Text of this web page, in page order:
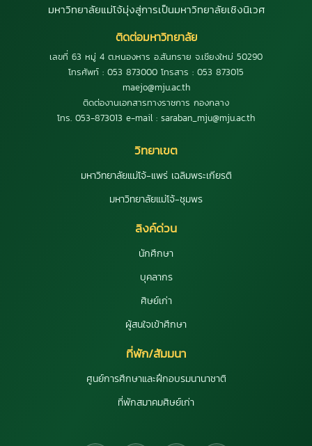
มหาวิทยาลัยแม่โจ้มุ่งสู่การเป็นมหาวิทยาลัยเชิงนิเวศ
ติดต่อมหาวิทยาลัย
เลขที่ 63 หมู่ 4 ต.หนองหาร อ.สันทราย จ.เชียงใหม่ 50290
โทรศัพท์ : 053 873000 โทรสาร : 053 873015
maejo@mju.ac.th
ติดต่องานเอกสารทางราชการ กองกลาง
โทร. 053-873013 e-mail : saraban_mju@mju.ac.th
วิทยาเขต
มหาวิทยาลัยแม่โจ้-แพร่ เฉลิมพระเกียรติ
มหาวิทยาลัยแม่โจ้-ชุมพร
ลิงค์ด่วน
นักศึกษา
บุคลากร
ศิษย์เก่า
ผู้สนใจเข้าศึกษา
ที่พัก/สัมมนา
ศูนย์การศึกษาและฝึกอบรมนานาชาติ
ที่พักสมาคมศิษย์เก่า